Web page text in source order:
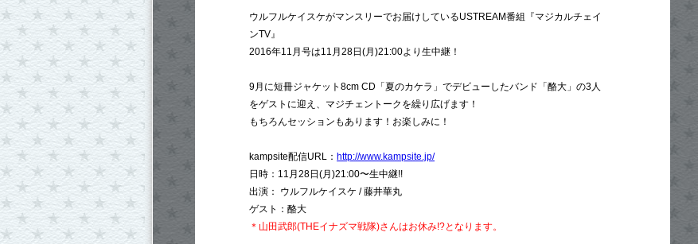
ウルフルケイスケがマンスリーでお届けしているUSTREAM番組『マジカルチェイ
ンTV』
2016年11月号は11月28日(月)21:00より生中継！
9月に短冊ジャケット8cm CD「夏のカケラ」でデビューしたバンド「酪大」の3人
をゲストに迎え、マジチェントークを繰り広げます！
もちろんセッションもあります！お楽しみに！
kampsite配信URL： http://www.kampsite.jp/
日時：11月28日(月)21:00〜生中継!!
出演： ウルフルケイスケ / 藤井華丸
ゲスト：酪大
＊山田武郎(THEイナズマ戦隊)さんはお休み!?となります。